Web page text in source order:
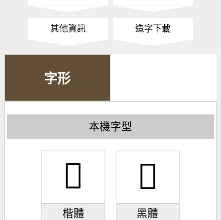
其他資訊 造字下載
字形
本機字型
𢿪
楷體
𢿪
黑體